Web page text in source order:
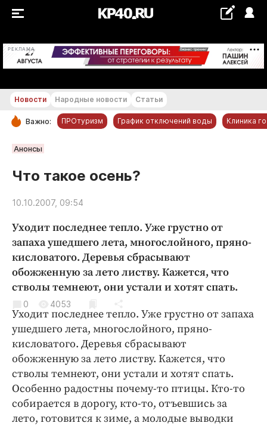
РЕКЛАМА +21...+22 °С
РУБРИКИ
Статьи
Авто и транспорт
Благоустройство
Криминал
Культура
Недвижимость и ЖКХ
Образование
Общество
Погода
Происшествия
Спорт
Новости Народные новости Статьи
Важно: ПРОтуризм График отключений воды Клиника
Анонсы
Что такое осень?
10.10.2007, 09:54
Уходит последнее тепло. Уже грустно от
запаха ушедшего лета, многослойного, пряно-
кисловатого. Деревья сбрасывают
обожженную за лето листву. Кажется, что
стволы темнеют, они устали и хотят спать.
0 4053
Уходит последнее тепло. Уже грустно от запаха
ушедшего лета, многослойного, пряно-
кисловатого. Деревья сбрасывают
обожженную за лето листву. Кажется, что
стволы темнеют, они устали и хотят спать.
Особенно радостны почему-то птицы. Кто-то
собирается в дорогу, кто-то, отъевшись за
лето, готовится к зиме, а молодые выводки